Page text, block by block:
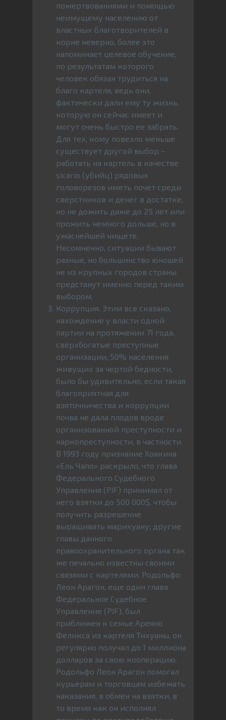
пожертвованиями и помощью
неимущему населению от
властных благотворителей в
корне неверно, более это
напоминает целевое обучение,
по результатам которого
человек обязан трудиться на
благо картеля, ведь они,
фактически дали ему ту жизнь,
которую он сейчас имеет и
могут очень быстро ее забрать.
Для тех, кому повезло меньше
существует другой выбор –
работать на картель в качестве
sicario (убийц) рядовых
головорезов иметь почет среди
сверстников и денег в достатке,
но не дожить даже до 25 лет или
прожить немного дольше, но в
ужаснейшей нищете.
Несомненно, ситуации бывают
разные, но большинство юношей
не из крупных городов страны
предстанут именно перед таким
выбором.
Коррупция. Этим все сказано,
нахождение у власти одной
партии на протяжении 71 года,
сверхбогатые преступные
организации, 50% населения
живущих за чертой бедности,
было бы удивительно, если такая
благоприятная для
взяточничества и коррупции
почва не дала плодов вроде
организованной преступности и
наркопреступности, в частности.
В 1993 году признание Хоакина
«Ель Чапо» раскрыло, что глава
Федерального Судебного
Управления (PJF) принимал от
него взятки до 500 000$, чтобы
получить разрешение
выращивать марихуану; другие
главы данного
правоохранительного органа так
же печально известны своими
связями с картелями. Родольфо
Леон Арагон, еще один глава
Федеральное Судебное
Управление (PJF), был
приближен к семье Ареяно
Феликса из картеля Тихуаны, он
регулярно получал до 1 миллиона
долларов за свою кооперацию.
Родольфо Леон Арагон помогал
курьерам и торговцам избежать
наказания, в обмен на взятки, в
то время как он исполнял